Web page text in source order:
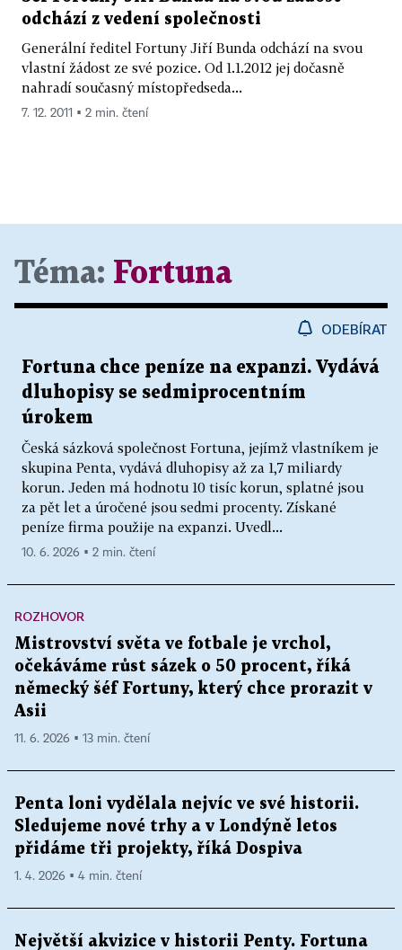
odchází z vedení společnosti
Generální ředitel Fortuny Jiří Bunda odchází na svou
vlastní žádost ze své pozice. Od 1.1.2012 jej dočasně
nahradí současný místopředseda...
7. 12. 2011 ▪ 2 min. čtení
Téma: Fortuna
ODEBÍRAT
Fortuna chce peníze na expanzi. Vydává
dluhopisy se sedmiprocentním
úrokem
Česká sázková společnost Fortuna, jejímž vlastníkem je
skupina Penta, vydává dluhopisy až za 1,7 miliardy
korun. Jeden má hodnotu 10 tisíc korun, splatné jsou
za pět let a úročené jsou sedmi procenty. Získané
peníze firma použije na expanzi. Uvedl...
10. 6. 2026 ▪ 2 min. čtení
ROZHOVOR
Mistrovství světa ve fotbale je vrchol,
očekáváme růst sázek o 50 procent, říká
německý šéf Fortuny, který chce prorazit v
Asii
11. 6. 2026 ▪ 13 min. čtení
Penta loni vydělala nejvíc ve své historii.
Sledujeme nové trhy a v Londýně letos
přidáme tři projekty, říká Dospiva
1. 4. 2026 ▪ 4 min. čtení
Největší akvizice v historii Penty. Fortuna